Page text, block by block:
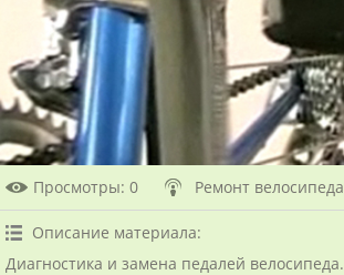
Просмотры: 0 Ремонт велосипеда
Описание материала:
Диагностика и замена педалей велосипеда.